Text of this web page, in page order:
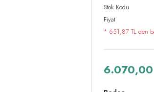
Stok Kodu
Fiyat
* 651,87 TL den